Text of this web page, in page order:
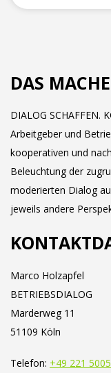
DAS
DIALOG SCHAFFEN.
Arbeitgeber und
kooperativen und
Beleuchtung der
moderierten Dialog
jeweils andere
Marco Holzapfel
BETRIEBSDIALOG
Marderweg 11
51109 Köln
Telefon: +49 221